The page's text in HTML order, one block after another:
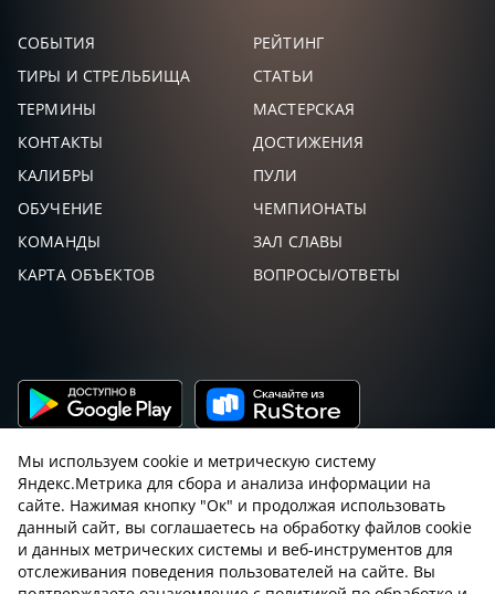
СОБЫТИЯ
РЕЙТИНГ
ТИРЫ И СТРЕЛЬБИЩА
СТАТЬИ
ТЕРМИНЫ
МАСТЕРСКАЯ
КОНТАКТЫ
ДОСТИЖЕНИЯ
КАЛИБРЫ
ПУЛИ
ОБУЧЕНИЕ
ЧЕМПИОНАТЫ
КОМАНДЫ
ЗАЛ СЛАВЫ
КАРТА ОБЪЕКТОВ
ВОПРОСЫ/ОТВЕТЫ
Пользовательское соглашение с sniping.ru
Мы используем cookie и метрическую систему
Яндекс.Метрика для сбора и анализа информации на
сайте. Нажимая кнопку "Ок" и продолжая использовать
данный сайт, вы соглашаетесь на обработку файлов cookie
и данных метрических системы и веб-инструментов для
отслеживания поведения пользователей на сайте. Вы